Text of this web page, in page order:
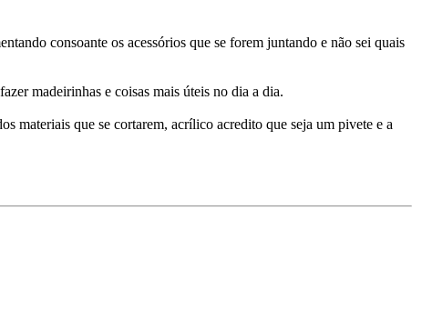
consoante os acessórios que se forem juntando e não sei quais
madeirinhas e coisas mais úteis no dia a dia.
materiais que se cortarem, acrílico acredito que seja um pivete e a